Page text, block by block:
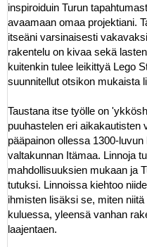
inspiroiduin Turun
avaamaan omaa projektiani.
itseäni varsinaisesti
rakentelu on kivaa sekä
kuitenkin tulee leikittyä Lego
suunnitellut otsikon mukaista
Taustana itse työlle on
puuhastelen eri aikakautisten
pääpainon ollessa 1300-
valtakunnan Itämaa. Linnoja
mahdollisuuksien mukaan ja
tutuksi. Linnoissa kiehtoo
ihmisten lisäksi se, miten
kuluessa, yleensä vanhan
laajentaen.